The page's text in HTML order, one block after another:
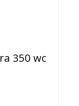
350 wc